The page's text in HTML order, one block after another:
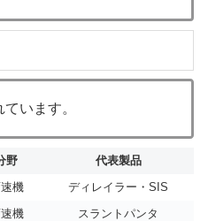
います。
野
代表製品
機
ディレイラー・SIS
機
スラントパンタ